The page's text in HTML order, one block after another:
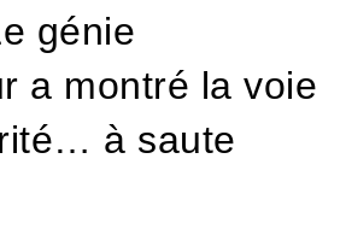
génie
a montré la voie
à saute